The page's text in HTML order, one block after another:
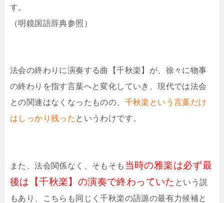
す。
（明鏡国語辞典参照）
法会の終わりに演奏する曲【千秋楽】が、徐々に物事
の終わりを指す言葉へと変化していき、現代では法会
との関連はなくなったものの、 千秋楽という言葉だけ
はしっかり残った というわけです。
また、法会関係なく、そもそも 当時の雅楽は必ず最
後は【千秋楽】の演奏で終わっていた という説
もあり、こちらも同じく千秋楽の語源の最有力候補と